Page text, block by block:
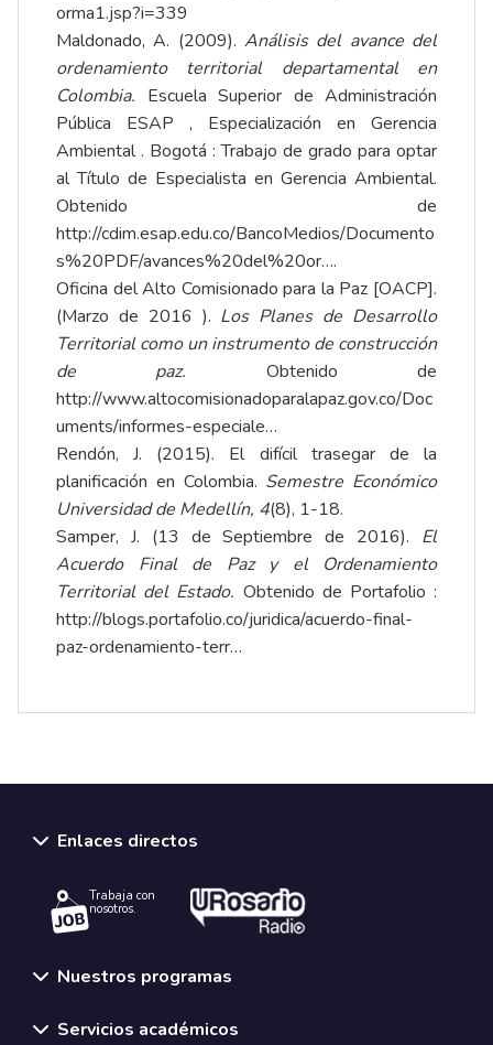
orma1.jsp?i=339
Maldonado, A. (2009). Análisis del avance del
ordenamiento territorial departamental en
Colombia. Escuela Superior de Administración
Pública ESAP , Especialización en Gerencia
Ambiental . Bogotá : Trabajo de grado para optar
al Título de Especialista en Gerencia Ambiental.
Obtenido de
http://cdim.esap.edu.co/BancoMedios/Documento
s%20PDF/avances%20del%20or….
Oficina del Alto Comisionado para la Paz [OACP].
(Marzo de 2016 ). Los Planes de Desarrollo
Territorial como un instrumento de construcción
de paz. Obtenido de
http://www.altocomisionadoparalapaz.gov.co/Doc
uments/informes-especiale…
Rendón, J. (2015). El difícil trasegar de la
planificación en Colombia. Semestre Económico
Universidad de Medellín, 4(8), 1-18.
Samper, J. (13 de Septiembre de 2016). El
Acuerdo Final de Paz y el Ordenamiento
Territorial del Estado. Obtenido de Portafolio :
http://blogs.portafolio.co/juridica/acuerdo-final-
paz-ordenamiento-terr…
Enlaces directos
Trabaja con
nosotros.
Nuestros programas
Servicios académicos